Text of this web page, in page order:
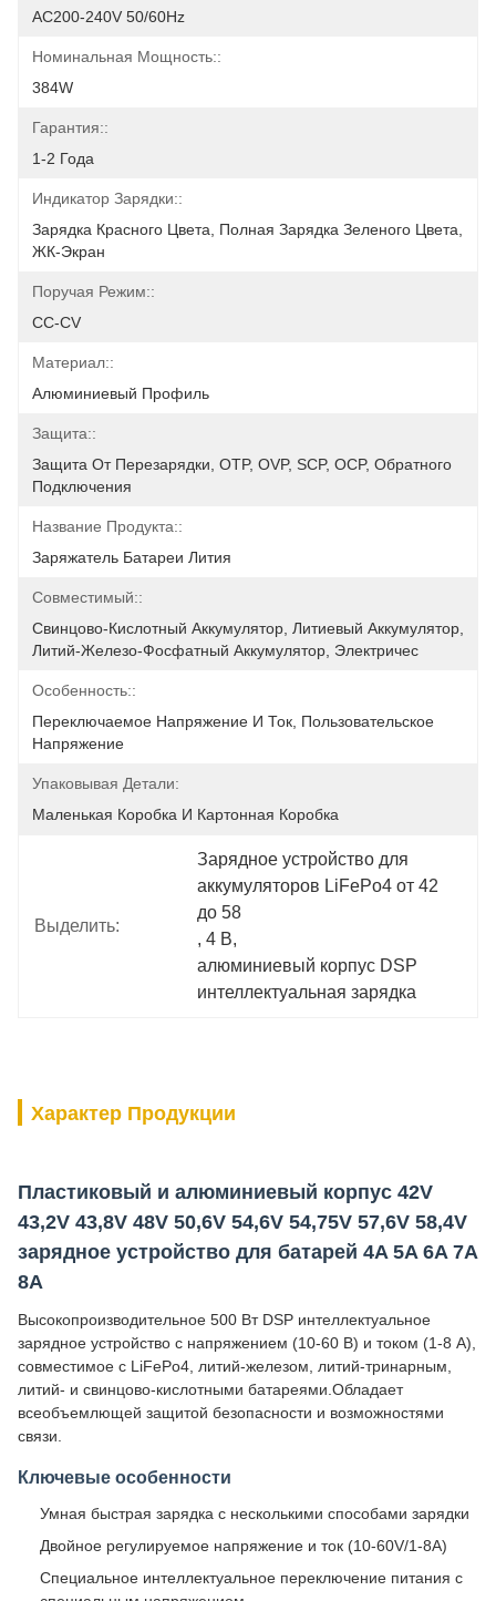
AC200-240V 50/60Hz
Номинальная Мощность::
384W
Гарантия::
1-2 Года
Индикатор Зарядки::
Зарядка Красного Цвета, Полная Зарядка Зеленого Цвета,
ЖК-Экран
Поручая Режим::
CC-CV
Материал::
Алюминиевый Профиль
Защита::
Защита От Перезарядки, OTP, OVP, SCP, OCP, Обратного
Подключения
Название Продукта::
Заряжатель Батареи Лития
Совместимый::
Свинцово-Кислотный Аккумулятор, Литиевый Аккумулятор,
Литий-Железо-Фосфатный Аккумулятор, Электричес
Особенность::
Переключаемое Напряжение И Ток, Пользовательское
Напряжение
Упаковывая Детали:
Маленькая Коробка И Картонная Коробка
Выделить:
Зарядное устройство для
аккумуляторов LiFePo4 от 42
до 58
, 4 В,
алюминиевый корпус DSP
интеллектуальная зарядка
Характер Продукции
Пластиковый и алюминиевый корпус 42V
43,2V 43,8V 48V 50,6V 54,6V 54,75V 57,6V 58,4V
зарядное устройство для батарей 4A 5A 6A 7A
8A
Высокопроизводительное 500 Вт DSP интеллектуальное
зарядное устройство с напряжением (10-60 В) и током (1-8 А),
совместимое с LiFePo4, литий-железом, литий-тринарным,
литий- и свинцово-кислотными батареями.Обладает
всеобъемлющей защитой безопасности и возможностями
связи.
Ключевые особенности
Умная быстрая зарядка с несколькими способами зарядки
Двойное регулируемое напряжение и ток (10-60V/1-8A)
Специальное интеллектуальное переключение питания с